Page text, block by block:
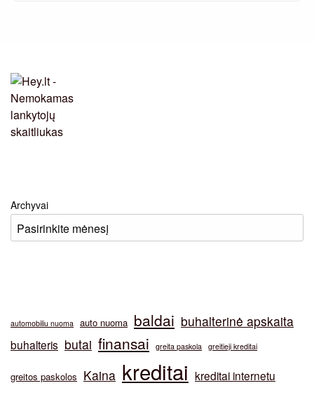
Archyvai
automobiliu nuoma auto nuoma baldai buhalterinė apskaita
buhalteris butai finansai greita paskola greitieji kreditai
greitos paskolos Kaina kreditai kreditai internetu